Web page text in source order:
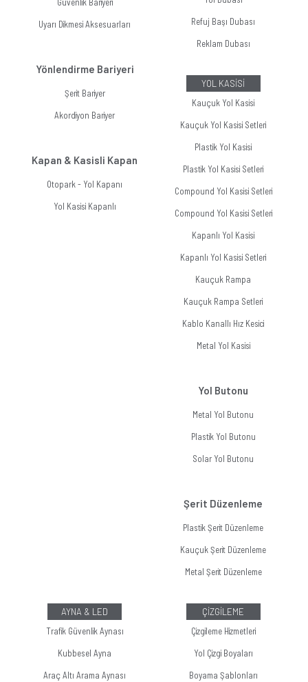
Uyarı Dikmesi Aksesuarları
Yönlendirme Bariyeri
Şerit Bariyer
Akordiyon Bariyer
Kapan & Kasisli Kapan
Otopark - Yol Kapanı
Yol Kasisi Kapanlı
Refuj Başı Dubası
Reklam Dubası
YOL KASİSİ
Kauçuk Yol Kasisi
Kauçuk Yol Kasisi Setleri
Plastik Yol Kasisi
Plastik Yol Kasisi Setleri
Compound Yol Kasisi Setleri
Compound Yol Kasisi Setleri
Kapanlı Yol Kasisi
Kapanlı Yol Kasisi Setleri
Kauçuk Rampa
Kauçuk Rampa Setleri
Kablo Kanallı Hız Kesici
Metal Yol Kasisi
Yol Butonu
Metal Yol Butonu
Plastik Yol Butonu
Solar Yol Butonu
Şerit Düzenleme
Plastik Şerit Düzenleme
Kauçuk Şerit Düzenleme
Metal Şerit Düzenleme
AYNA & LED
Trafik Güvenlik Aynası
Kubbesel Ayna
Araç Altı Arama Aynası
ÇİZGİLEME
Çizgileme Hizmetleri
Yol Çizgi Boyaları
Boyama Şablonları